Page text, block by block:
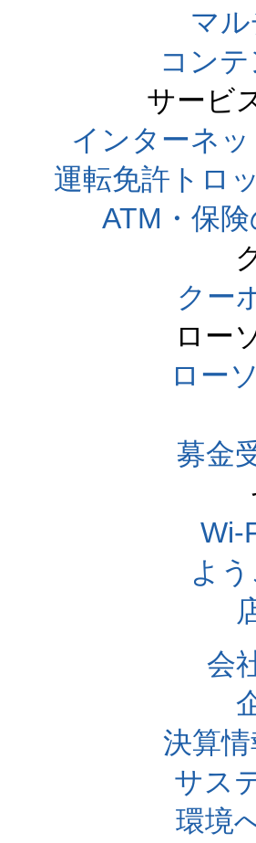
マ
コン
サービ
インターネ
運転免許トロ
ATM・保
クー
ロー
ロー
募金
Wi-
よ
会
決算
サス
環境